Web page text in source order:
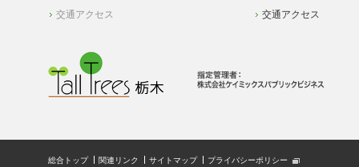
交通アクセス
交通アクセス
総合トップ 関連リンク サイトマップ プライバシーポリシー